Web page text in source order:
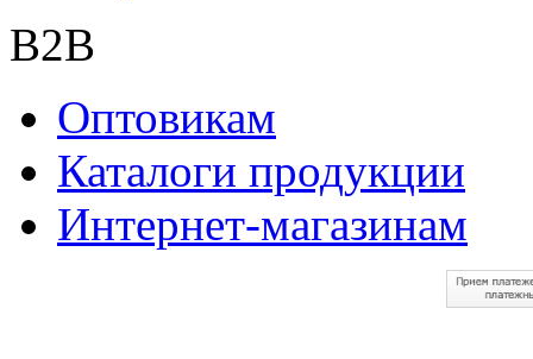
B2B
Оптовикам
Каталоги продукции
Интернет-магазинам